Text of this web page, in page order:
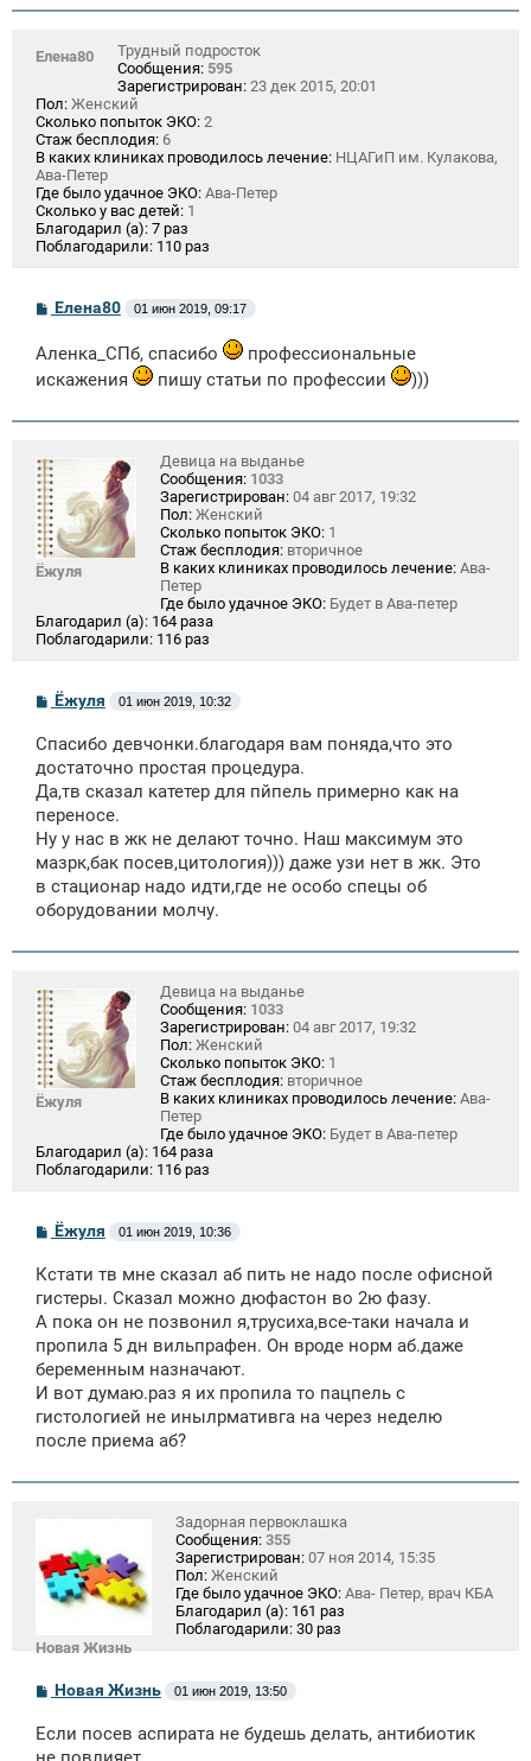
Елена80
Трудный подросток
Сообщения: 595
Зарегистрирован: 23 дек 2015, 20:01
Пол: Женский
Сколько попыток ЭКО: 2
Стаж бесплодия: 6
В каких клиниках проводилось лечение: НЦАГиП им. Кулакова,
Ава-Петер
Где было удачное ЭКО: Ава-Петер
Сколько у вас детей: 1
Благодарил (а): 7 раз
Поблагодарили: 110 раз
С
о
б
е
и
Елена80 01 июн 2019, 09:17
Аленка_СПб, спасибо
профессиональные
искажения
пишу статьи по профессии )))
Ёжуля
Девица на выданье
Сообщения: 1033
Зарегистрирован: 04 авг 2017, 19:32
Пол: Женский
Сколько попыток ЭКО: 1
Стаж бесплодия: вторичное
В каких клиниках проводилось лечение: Ава-
Петер
Где было удачное ЭКО: Будет в Ава-петер
Благодарил (а): 164 раза
Поблагодарили: 116 раз
С
о
б
щ
н
и
Ёжуля 01 июн 2019, 10:32
Спасибо девчонки.благодаря вам поняда,что это
достаточно простая процедура.
Да,тв сказал катетер для пйпель примерно как на
переносе.
Ну у нас в жк не делают точно. Наш максимум это
мазрк,бак посев,цитология))) даже узи нет в жк. Это
в стационар надо идти,где не особо спецы об
оборудовании молчу.
Ёжуля
Девица на выданье
Сообщения: 1033
Зарегистрирован: 04 авг 2017, 19:32
Пол: Женский
Сколько попыток ЭКО: 1
Стаж бесплодия: вторичное
В каких клиниках проводилось лечение: Ава-
Петер
Где было удачное ЭКО: Будет в Ава-петер
Благодарил (а): 164 раза
Поблагодарили: 116 раз
С
о
б
щ
н
и
е
Ёжуля 01 июн 2019, 10:36
Кстати тв мне сказал аб пить не надо после офисной
гистеры. Сказал можно дюфастон во 2ю фазу.
А пока он не позвонил я,трусиха,все-таки начала и
пропила 5 дн вильпрафен. Он вроде норм аб.даже
беременным назначают.
И вот думаю.раз я их пропила то пацпель с
гистологией не инылрмативга на через неделю
после приема аб?
Новая Жизнь
Задорная первоклашка
Сообщения: 355
Зарегистрирован: 07 ноя 2014, 15:35
Пол: Женский
Где было удачное ЭКО: Ава- Петер, врач КБА
Благодарил (а): 161 раз
Поблагодарили: 30 раз
С
о
б
щ
Новая Жизнь 01 июн 2019, 13:50
Если посев аспирата не будешь делать, антибиотик